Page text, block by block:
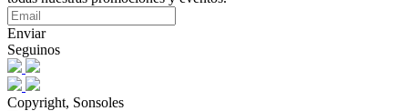
Enviar
Seguinos
Copyright, Sonsoles